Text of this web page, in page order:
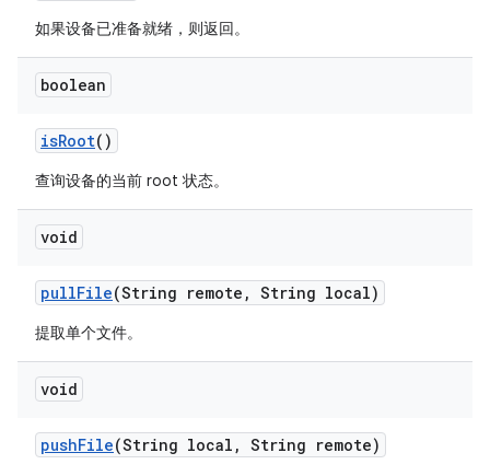
如果设备已准备就绪，则返回。
boolean
isRoot()
查询设备的当前 root 状态。
void
pullFile(String remote , String local)
提取单个文件。
void
pushFile(String local , String remote)